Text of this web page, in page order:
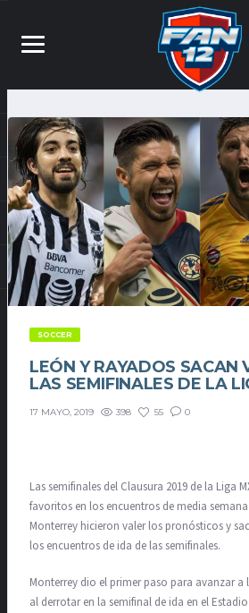
SOCCER
LEÓN Y RAYADOS SACAN
LAS SEMIFINALES DE LA
17 MAYO, 2019 398 55 0
Las semifinales del Clausura 2019 de la Liga
favoritos en los encuentros de media
Monterrey hicieron valer los pronósticos y
los encuentros de ida de las semifinales.
Monterrey dio el primer paso para avanzar a
al derrotar en la semifinal de ida en el